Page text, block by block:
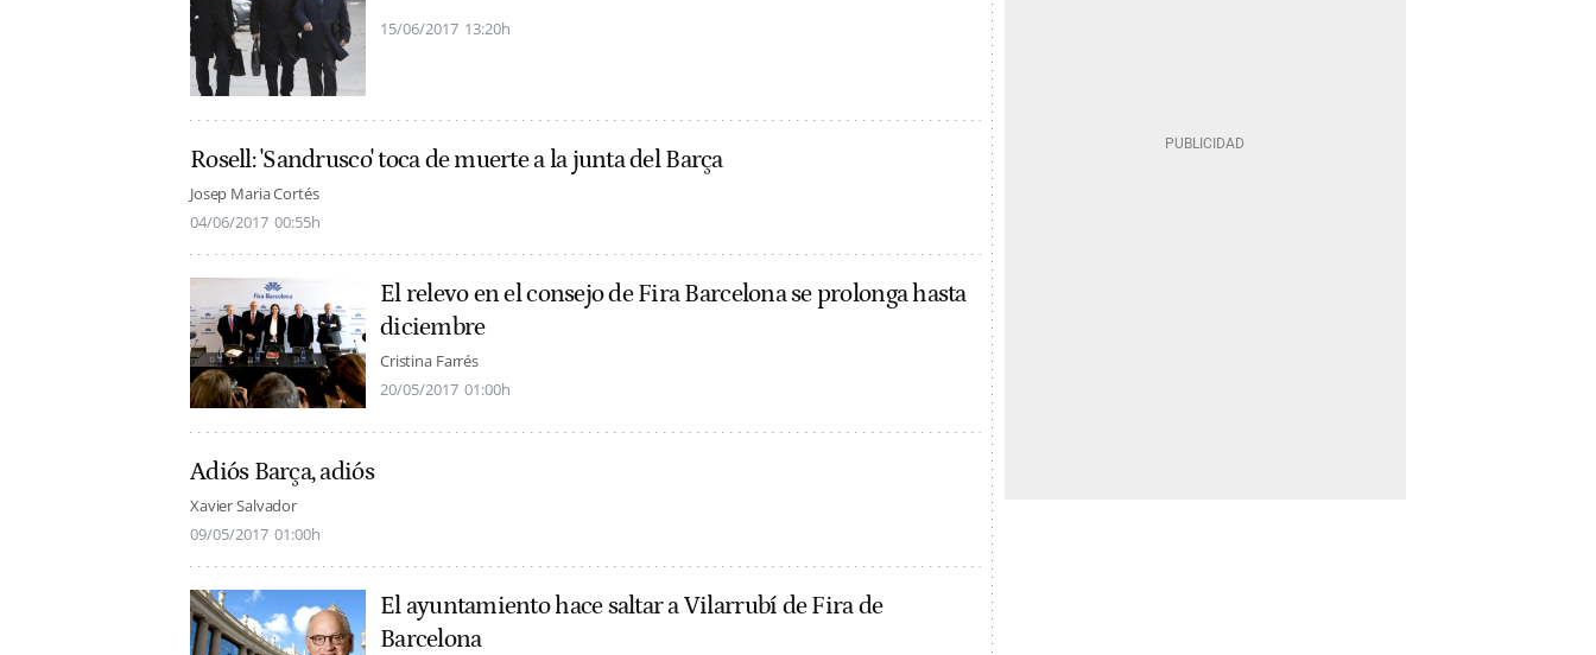
15/06/2017 13:20h
Rosell: 'Sandrusco' toca de muerte a la junta del Barça
Josep Maria Cortés
04/06/2017 00:55h
El relevo en el consejo de Fira Barcelona se prolonga hasta
diciembre
Cristina Farrés
20/05/2017 01:00h
Adiós Barça, adiós
Xavier Salvador
09/05/2017 01:00h
El ayuntamiento hace saltar a Vilarrubí de Fira de
Barcelona